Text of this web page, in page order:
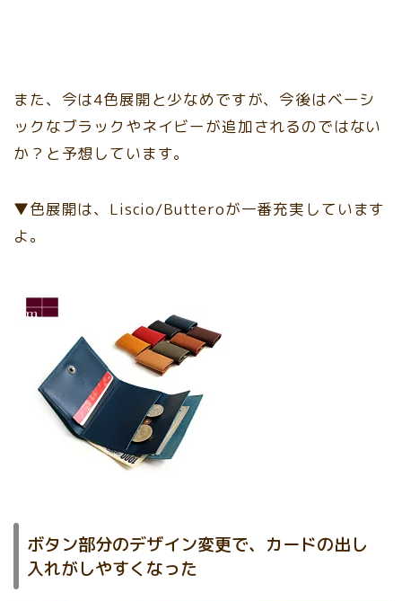
また、今は4色展開と少なめですが、今後はベーシ
ックなブラックやネイビーが追加されるのではない
か？と予想しています。
▼色展開は、Liscio/Butteroが一番充実しています
よ。
ボタン部分のデザイン変更で、カードの出し
入れがしやすくなった